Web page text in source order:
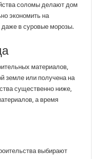
соломы делают дом
экономить на
даже в суровые морозы.
материалов,
земле или получена на
существенно ниже,
а время
выбирают